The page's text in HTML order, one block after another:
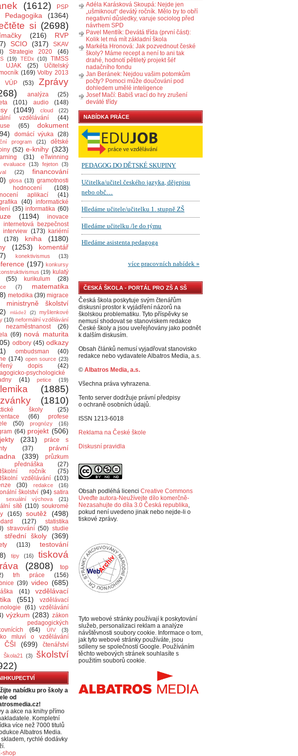
(1612)
PSP
Pedagogika (1364)
si (2698)
(216)
RVP
SCIO (317)
SKAV
Strategie 2020 (46)
(19) TEDx (10)
TIMSS
UJAK (25)
Učitelský
(169) Volby 2013
VÚP (53)
Zprávy
analýza
(25)
(101) audio (148)
(1049) cloud (22)
vzdělávání
(44)
(65)
dokument
domácí výuka (28)
program (21)
dětské
(52) e-knihy (323)
(31)
eTwinning
evaluace (13) fejeton (3)
(22)
financování
glosa (13) gramotnosti
hodnocení
(108)
aplikací
(41)
(40) informatické
(35) informatika (60)
(1194)
inovace
internetová bezpečnost
interview (173) kariérní
(178) kniha
(1180)
(1253)
komentář
konektivismus (13)
(197) konkursy
(19) kulatý
(55) kurikulum (28)
(7)
matematika
metodika (39) migrace
ministryně školství
mládež (2)
myšlenkové
(10) neformální vzdělávání
nezaměstnanost
(26)
(69) nová maturita
odbory (45) odkazy
ombudsman
(40)
(174) open source (23)
dopis
(42)
psychologické
(41) petice (19)
(1885)
(1810)
školy
(25)
(66)
profese
(50) prognózy (16)
(64) projekt (506)
(231)
práce s
(37)
právní
(339)
průzkum
přednáška
(27)
ročník
(75)
vzdělávání (103)
(30) redakce (16)
školství (94) satira
sexuální výchova (21)
sítě (110) soukromé
(165) soutěž (498)
(127)
statistika
stravování (50) studie
střední školy (369)
(113)
testování
tipy (16)
tisková
(2808)
top
trh práce
(156)
(39) video (685)
(41)
vzdělávací
(551)
vzdělávací
(61) vzdělávání
výzkum (283) zákon
(64) ÚIV (3)
mluví o vzdělávání
ČŠI (699)
čtenářství
Škola21 (3)
školství
nabídku pro školy a
od
a akce na knihy přímo
Kompletní
více než 7000 titulů
Albatros Media.
skladem, rychlé dodávky
shop
Adéla Karásková Skoupá: Nejde jen
„ušmiknout“ devátý ročník. Mělo by to obří
negativní důsledky, varuje sociolog před
návrhem SPD
Pavel Mentlík: Devátá třída (první část):
Kolik let má mít základní škola
Markéta Hronová: Jak pozvednout české
školy? Máme recept a není to ani tak
drahé, hodnotí pětiletý projekt šéf
nadačního fondu
Jan Beránek: Nejdou vašim potomkům
počty? Pomoci může doučování pod
dohledem umělé inteligence
Josef Mačí: Babiš vrací do hry zrušení
deváté třídy
NABÍDKA PRÁCE
ČESKÁ ŠKOLA - PORTÁL PRO ZŠ A SŠ
Česká škola poskytuje svým čtenářům
diskusní prostor k vyjádření názorů na
školskou problematiku. Tyto příspěvky se
nemusí shodovat se stanoviskem redakce
České školy a jsou uveřejňovány jako podnět
k dalším diskusím.
Obsah článků nemusí vyjadřovat stanovisko
redakce nebo vydavatele Albatros Media, a.s.
© Albatros Media, a.s.
Všechna práva vyhrazena.
Tento server dodržuje právní předpisy
o ochraně osobních údajů.
ISSN 1213-6018
Reklama na České škole
Diskusní pravidla
Obsah podléhá licenci Creative Commons
Uveďte autora-Neužívejte dílo komerčně-
Nezasahujte do díla 3.0 Česká republika
pokud není uvedeno jinak nebo nejde-li o
tiskové zprávy.
Tyto webové stránky používají k poskytování
služeb, personalizaci reklam a analýze
návštěvnosti soubory cookie. Informace o tom,
jak tyto webové stránky používáte, jsou
sdíleny se společností Google. Používáním
těchto webových stránek souhlasíte s
použitím souborů cookie.